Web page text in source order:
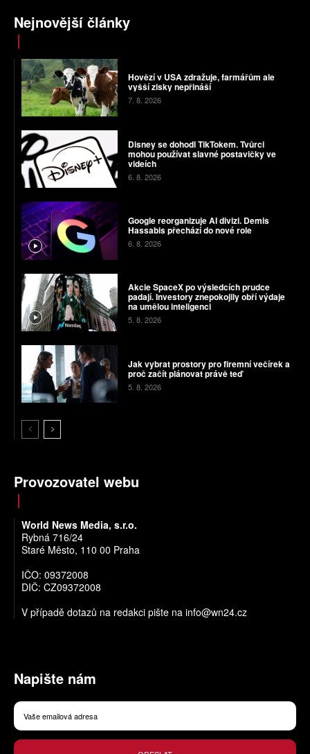
Nejnovější články
Hovězí v USA zdražuje, farmářům ale
vyšší zisky nepřináší
7. 8. 2026
Disney se dohodl TikTokem. Tvůrci
mohou používat slavné postavičky ve
videích
6. 8. 2026
Google reorganizuje AI divizi. Demis
Hassabis přechází do nové role
6. 8. 2026
Akcie SpaceX po výsledcích prudce
padají. Investory znepokojily obří výdaje
na umělou inteligenci
5. 8. 2026
Jak vybrat prostory pro firemní večírek a
proč začít plánovat právě teď
5. 8. 2026
Provozovatel webu
World News Media, s.r.o.
Rybná 716/24
Staré Město, 110 00 Praha
IČO: 09372008
DIČ: CZ09372008
V případě dotazů na redakci pište na info@wn24.cz
Napište nám